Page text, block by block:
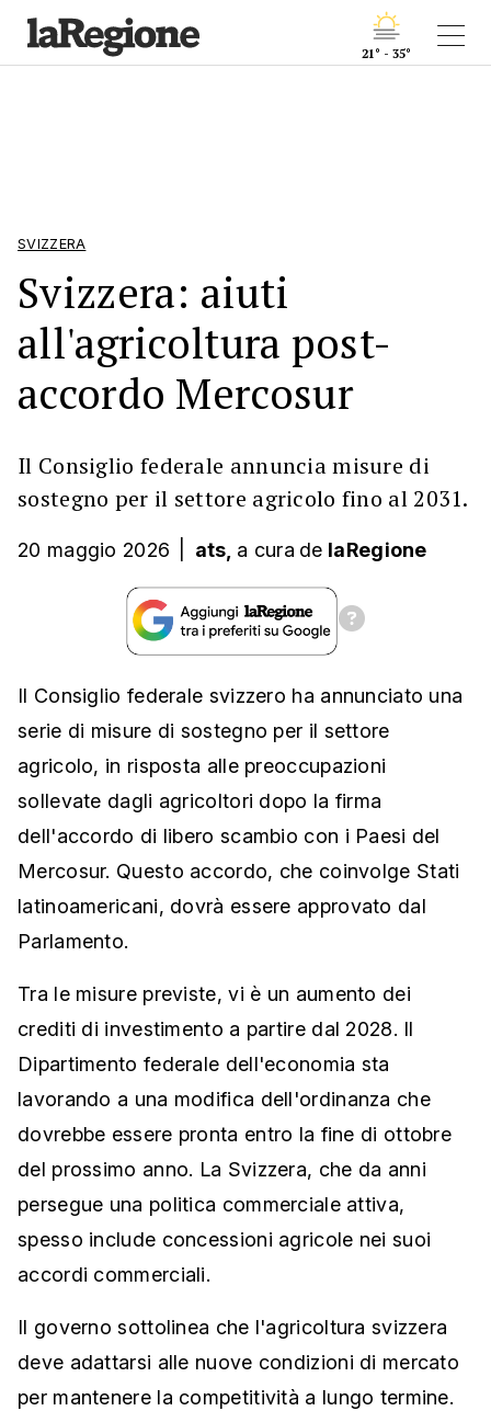
21° - 35°
SVIZZERA
Svizzera: aiuti
all'agricoltura post-
accordo Mercosur
Il Consiglio federale annuncia misure di
sostegno per il settore agricolo fino al 2031.
20 maggio 2026 ats, a cura de laRegione
Il Consiglio federale svizzero ha annunciato una
serie di misure di sostegno per il settore
agricolo, in risposta alle preoccupazioni
sollevate dagli agricoltori dopo la firma
dell'accordo di libero scambio con i Paesi del
Mercosur. Questo accordo, che coinvolge Stati
latinoamericani, dovrà essere approvato dal
Parlamento.
Tra le misure previste, vi è un aumento dei
crediti di investimento a partire dal 2028. Il
Dipartimento federale dell'economia sta
lavorando a una modifica dell'ordinanza che
dovrebbe essere pronta entro la fine di ottobre
del prossimo anno. La Svizzera, che da anni
persegue una politica commerciale attiva,
spesso include concessioni agricole nei suoi
accordi commerciali.
Il governo sottolinea che l'agricoltura svizzera
deve adattarsi alle nuove condizioni di mercato
per mantenere la competitività a lungo termine.